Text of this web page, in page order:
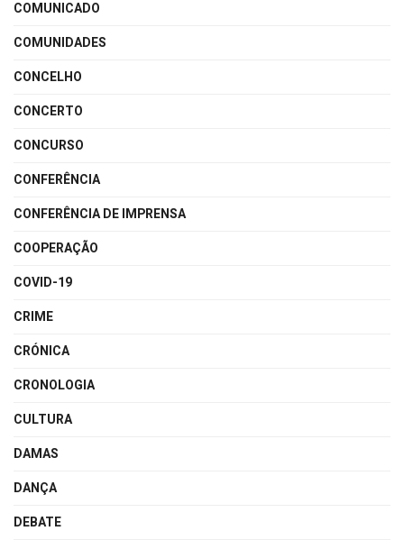
COMUNICADO
COMUNIDADES
CONCELHO
CONCERTO
CONCURSO
CONFERÊNCIA
CONFERÊNCIA DE IMPRENSA
COOPERAÇÃO
COVID-19
CRIME
CRÓNICA
CRONOLOGIA
CULTURA
DAMAS
DANÇA
DEBATE